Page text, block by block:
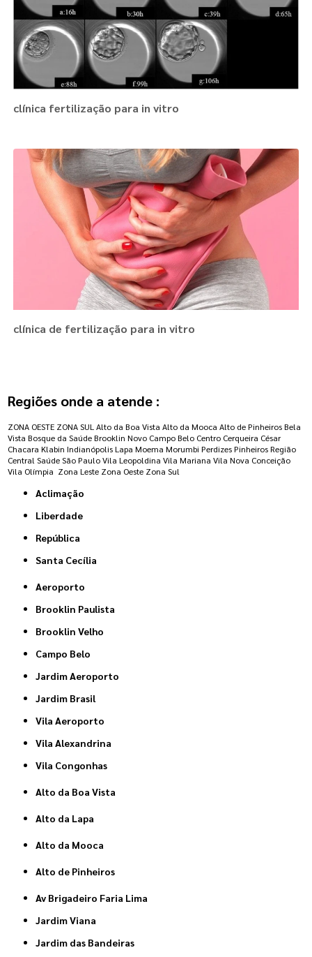
clínica fertilização para in vitro
clínica de fertilização para in vitro
Regiões onde a atende :
ZONA OESTE ZONA SUL Alto da Boa Vista Alto da Mooca Alto de Pinheiros Bela
Vista Bosque da Saúde Brooklin Novo Campo Belo Centro Cerqueira César
Chacara Klabin Indianópolis Lapa Moema Morumbi Perdizes Pinheiros Região
Central Saúde São Paulo Vila Leopoldina Vila Mariana Vila Nova Conceição
Vila Olímpia Zona Leste Zona Oeste Zona Sul
Aclimação
Liberdade
República
Santa Cecília
Aeroporto
Brooklin Paulista
Brooklin Velho
Campo Belo
Jardim Aeroporto
Jardim Brasil
Vila Aeroporto
Vila Alexandrina
Vila Congonhas
Alto da Boa Vista
Alto da Lapa
Alto da Mooca
Alto de Pinheiros
Av Brigadeiro Faria Lima
Jardim Viana
Jardim das Bandeiras